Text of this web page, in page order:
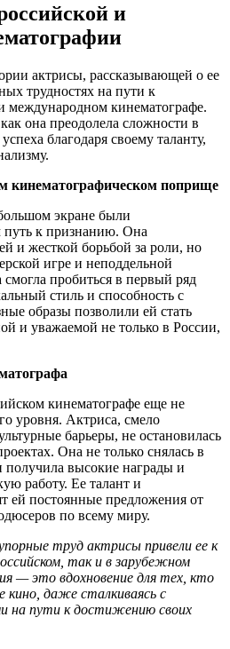
и
актрисы, рассказывающей о ее
трудностях на пути к
международном кинематографе.
она преодолела сложности в
благодаря своему таланту,
кинематографическом поприще
экране были
к признанию. Она
и жесткой борьбой за роли, но
игре и неподдельной
пробиться в первый ряд
стиль и способность с
образы позволили ей стать
и уважаемой не только в России,
кинематографе еще не
уровня. Актриса, смело
барьеры, не остановилась
Она не только снялась в
высокие награды и
работу. Ее талант и
ей постоянные предложения от
по всему миру.
труд актрисы привели ее к
так и в зарубежном
— это вдохновение для тех, кто
кино, даже сталкиваясь с
на пути к достижению своих